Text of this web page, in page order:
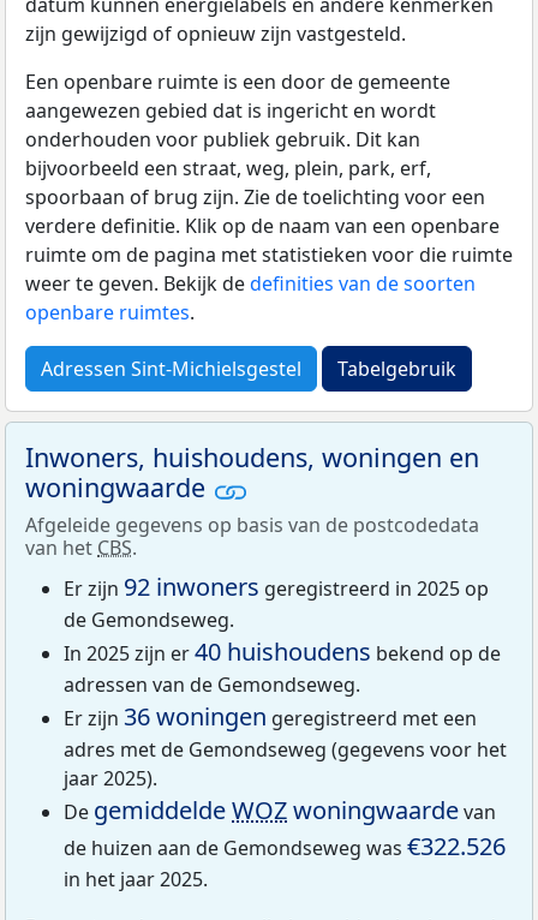
zijn gewijzigd of opnieuw zijn vastgesteld.
Een openbare ruimte is een door de gemeente
aangewezen gebied dat is ingericht en wordt
onderhouden voor publiek gebruik. Dit kan
bijvoorbeeld een straat, weg, plein, park, erf,
spoorbaan of brug zijn. Zie de toelichting voor een
verdere definitie. Klik op de naam van een openbare
ruimte om de pagina met statistieken voor die ruimte
weer te geven. Bekijk dedefinities van de soorten
openbare ruimtes.
Adressen Sint-Michielsgestel Tabelgebruik
Inwoners, huishoudens, woningen en
woningwaarde
Afgeleide gegevens op basis van de postcodedata
van het CBS.
Er zijn 92 inwoners geregistreerd in 2025 op
de Gemondseweg.
In 2025 zijn er40 huishoudens bekend op de
adressen van de Gemondseweg.
Er zijn 36 woningen geregistreerd met een
adres met de Gemondseweg (gegevens voor het
jaar 2025).
De gemiddeldeWOZwoningwaardevan
de huizen aan de Gemondseweg was €322.526
in het jaar 2025.